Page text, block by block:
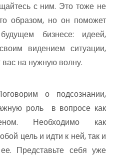
с ним. Это тоже не
образом, но он поможет
бизнесе: идеей,
видением ситуации,
вас на нужную волну.
о подсознании,
роль в вопросе как
Необходимо как
цель и идти к ней, так и
ее. Представьте себя уже